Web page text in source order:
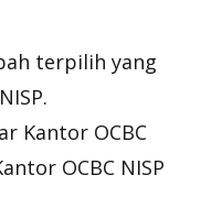
terpilih yang
Kantor OCBC
OCBC NISP